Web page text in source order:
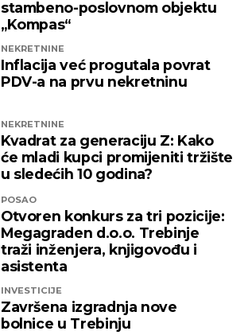
stambeno-poslovnom objektu
„Kompas“
NEKRETNINE
Inflacija već progutala povrat
PDV-a na prvu nekretninu
NEKRETNINE
Kvadrat za generaciju Z: Kako
će mladi kupci promijeniti tržište
u sledećih 10 godina?
POSAO
Otvoren konkurs za tri pozicije:
Megagraden d.o.o. Trebinje
traži inženjera, knjigovođu i
asistenta
INVESTICIJE
Završena izgradnja nove
bolnice u Trebinju